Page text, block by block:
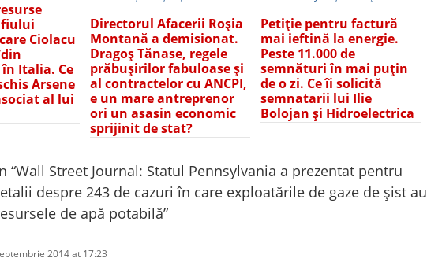
fiului
Ciolacu
Italia. Ce
Arsene
al lui
Directorul Afacerii Roșia
Montană a demisionat.
Dragoș Tănase, regele
prăbușirilor fabuloase și
al contractelor cu ANCPI,
e un mare antreprenor
ori un asasin economic
sprijinit de stat?
Petiție pentru factură
mai ieftină la energie.
Peste 11.000 de
semnături în mai puțin
de o zi. Ce îi solicită
semnatarii lui Ilie
Bolojan și Hidroelectrica
“Wall Street Journal: Statul Pennsylvania a prezentat pentru
despre 243 de cazuri în care exploatările de gaze de șist au
de apă potabilă”
2014 at 17:23